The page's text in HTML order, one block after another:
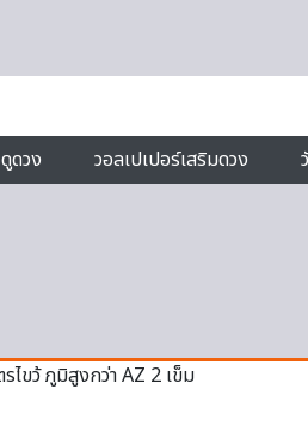
ดูดวง วอลเปเปอร์เสริมดวง